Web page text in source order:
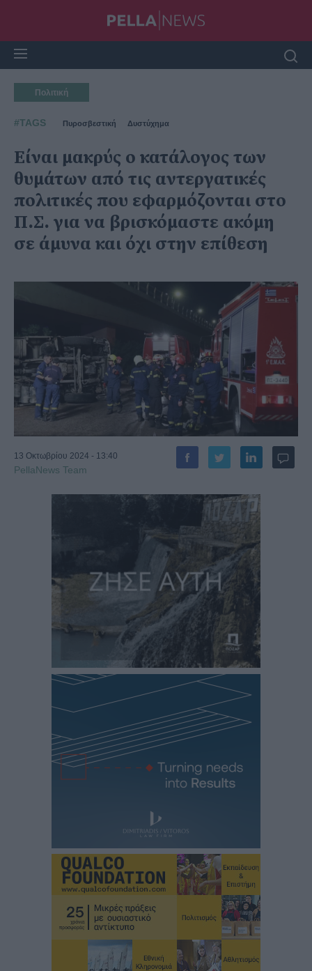
Πολιτική
#TAGS Πυροσβεστική Δυστύχημα
Είναι μακρύς ο κατάλογος των
θυμάτων από τις αντεργατικές
πολιτικές που εφαρμόζονται στο
Π.Σ. για να βρισκόμαστε ακόμη
σε άμυνα και όχι στην επίθεση
13 Οκτωβρίου 2024 - 13:40
PellaNews Team